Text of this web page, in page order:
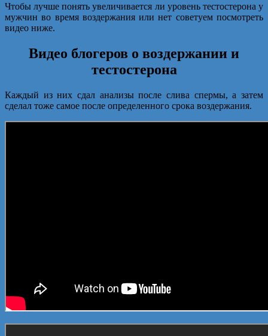
Чтобы лучше понять увеличивается ли уровень тестостерона у
мужчин во время воздержания или нет советуем посмотреть
видео ниже.
Видео блогеров о воздержании и
тестостерона
Каждый из них сдал анализы после слива спермы, а затем
сделал тоже самое после определенного срока воздержания.